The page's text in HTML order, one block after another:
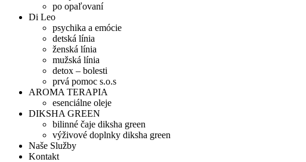
po opaľovaní
Di Leo
psychika a emócie
detská línia
ženská línia
mužská línia
detox – bolesti
prvá pomoc s.o.s
AROMA TERAPIA
esenciálne oleje
DIKSHA GREEN
bilinné čaje diksha green
výživové doplnky diksha green
Naše Služby
Kontakt